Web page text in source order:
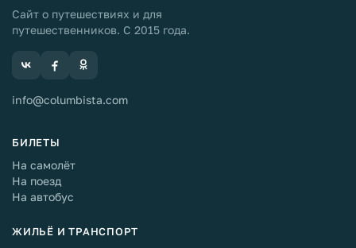
Сайт о путешествиях и для
путешественников. С 2015 года.
info@columbista.com
БИЛЕТЫ
На самолёт
На поезд
На автобус
ЖИЛЬЁ И ТРАНСПОРТ